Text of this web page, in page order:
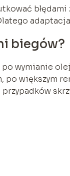
błędami
biegów?
wymianie
po większym
przypadków